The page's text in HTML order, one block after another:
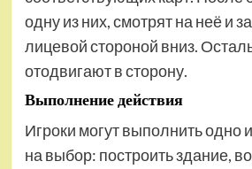
одну из них, смотрят на неё и
лицевой стороной вниз.
отодвигают в сторону.
Выполнение действия
Игроки могут выполнить одно
на выбор: построить здание,